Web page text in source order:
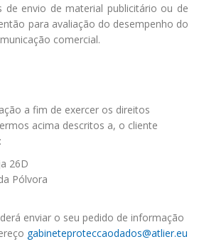
de envio de material publicitário ou de
para avaliação do desempenho do
comercial.
a fim de exercer os direitos
acima descritos a, o cliente
26D
Pólvora
enviar o seu pedido de informação
gabineteproteccaodados@atlier.eu